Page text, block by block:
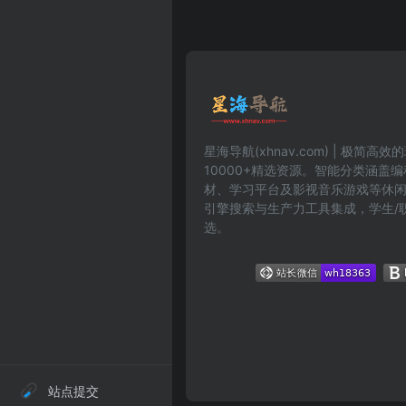
站点提交
星海导航(xhnav.com) | 极简高效
10000+精选资源。智能分类涵盖
材、学习平台及影视音乐游戏等休
引擎搜索与生产力工具集成，学生/
选。